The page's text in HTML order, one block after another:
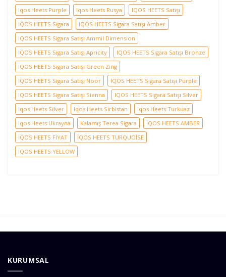
Iqos Heets Purple
Iqos Heets Rusya
IQOS HEETS Satışı
IQOS HEETS Sigara
IQOS HEETS Sigara Satışı Amber
IQOS HEETS Sigara Satışı Ammil Dimension
IQOS HEETS Sigara Satışı Apricity
IQOS HEETS Sigara Satışı Bronze
IQOS HEETS Sigara Satışı Green Zing
IQOS HEETS Sigara Satışı Noor
IQOS HEETS Sigara Satışı Purple
IQOS HEETS Sigara Satışı Sienna
IQOS HEETS Sigara Satışı Silver
Iqos Heets Silver
Iqos Heets Sırbistan
Iqos Heets Turkuaz
Iqos Heets Ukrayna
Kalamış Terea Sigara
İQOS HEETS AMBER
İQOS HEETS FİYAT
İQOS HEETS TURQUOİSE
İQOS HEETS YELLOW
KURUMSAL